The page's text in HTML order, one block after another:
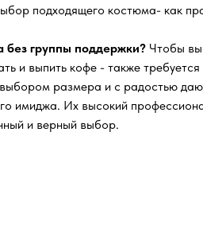
подходящего костюма- как
без группы поддержки? Чтобы
и выпить кофе - также
размера и с радостью
имиджа. Их высокий
и верный выбор.